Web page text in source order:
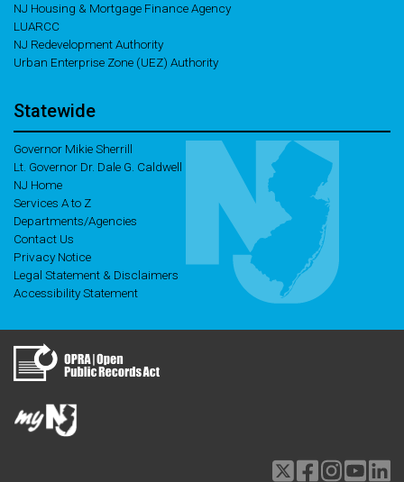
NJ Housing & Mortgage Finance Agency
LUARCC
NJ Redevelopment Authority
Urban Enterprise Zone (UEZ) Authority
Statewide
Governor Mikie Sherrill
Lt. Governor Dr. Dale G. Caldwell
NJ Home
Services A to Z
Departments/Agencies
Contact Us
Privacy Notice
Legal Statement & Disclaimers
Accessibility Statement
TwitterFacebookInstagram